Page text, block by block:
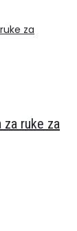
​​za ruke za